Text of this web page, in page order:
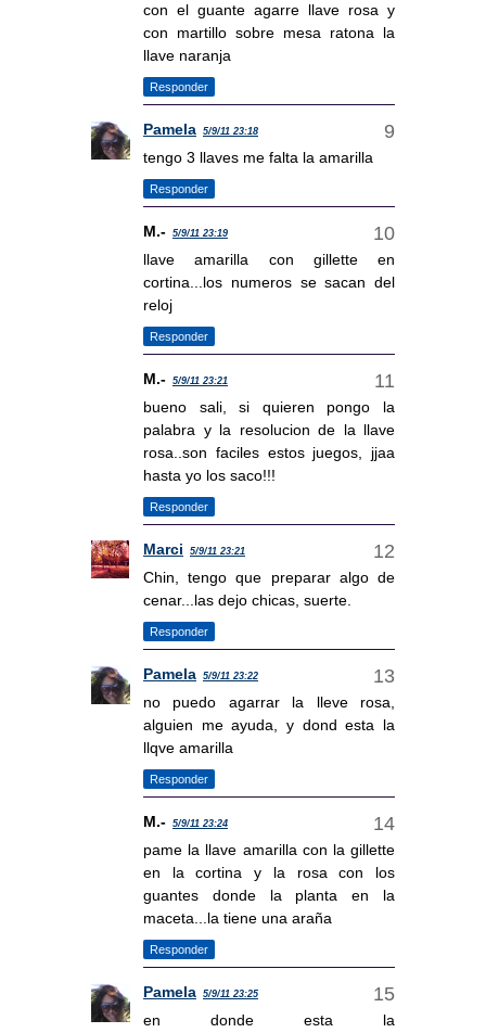
con el guante agarre llave rosa y
con martillo sobre mesa ratona la
llave naranja
Responder
Pamela 5/9/11 23:18
tengo 3 llaves me falta la amarilla
Responder
M.- 5/9/11 23:19
llave amarilla con gillette en
cortina...los numeros se sacan del
reloj
Responder
M.- 5/9/11 23:21
bueno sali, si quieren pongo la
palabra y la resolucion de la llave
rosa..son faciles estos juegos, jjaa
hasta yo los saco!!!
Responder
Marci 5/9/11 23:21
Chin, tengo que preparar algo de
cenar...las dejo chicas, suerte.
Responder
Pamela 5/9/11 23:22
no puedo agarrar la lleve rosa,
alguien me ayuda, y dond esta la
llqve amarilla
Responder
M.- 5/9/11 23:24
pame la llave amarilla con la gillette
en la cortina y la rosa con los
guantes donde la planta en la
maceta...la tiene una araña
Responder
Pamela 5/9/11 23:25
en donde esta la